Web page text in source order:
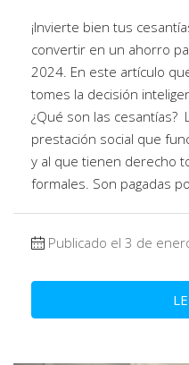
¡Invierte bien tus
convertir en un ahorro
2024. En este artículo
tomes la decisión
¿Qué son las cesantías?
prestación social que
y al que tienen derecho
formales. Son pagadas
Publicado el 3 de